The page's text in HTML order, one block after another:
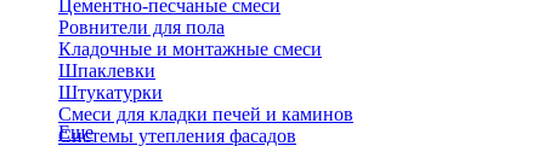
Цементно-песчаные смеси
Ровнители для пола
Кладочные и монтажные смеси
Шпаклевки
Штукатурки
Смеси для кладки печей и каминов
Системы утепления фасадов
Еще